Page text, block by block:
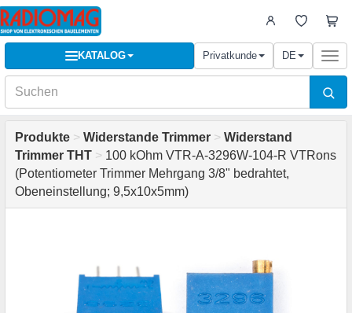
KATALOG Privatkunde DE
Produkte > Widerstande Trimmer > Widerstand
Trimmer THT > 100 kOhm VTR-A-3296W-104-R VTRons
(Potentiometer Trimmer Mehrgang 3/8" bedrahtet,
Obeneinstellung; 9,5x10x5mm)